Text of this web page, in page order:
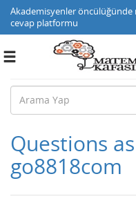
Akademisyenler
cevap platformu
Toggle
Questions
go8818com